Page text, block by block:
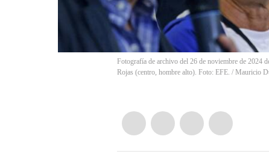
Fotografía de archivo del 26 de noviembre de 2024
Rojas (centro, hombre alto). Foto: EFE. / Mauricio